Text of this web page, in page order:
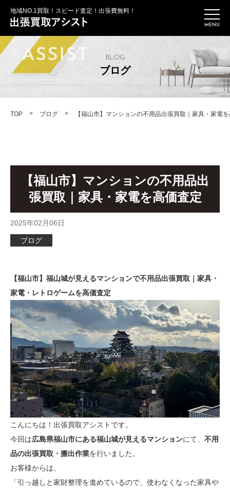
地域NO.1買取！スピード査定！出張費無料！
BLOG
ブログ
TOP > ブログ > 【福山市】マンションの不用品出張買取｜家具・家電
【福山市】マンションの不用品出
張買取｜家具・家電を高価査定
2025年02月06日
ブログ
【福山市】福山城が見えるマンションで不用品出張買取｜家具・
家電・レトロゲームを高価査定
こんにちは！出張買取アシストです。
今回は広島県福山市にある福山城が見えるマンションにて、 不用
品の出張買取・搬出作業を行いました。
お客様からは、
「引っ越しと家財整理を進めているので、使わなくなった家具や